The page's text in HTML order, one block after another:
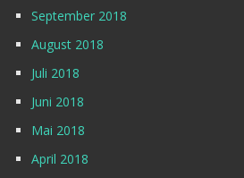
September 2018
August 2018
Juli 2018
Juni 2018
Mai 2018
April 2018